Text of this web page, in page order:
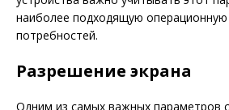
наиболее подходящую операционную
потребностей.
Разрешение экрана
Одним из самых важных параметров